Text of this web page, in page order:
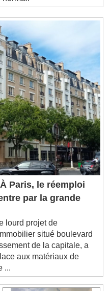
liveLIVE
subtitles
normal.
À Paris, le réemploi
par la grande
lourd projet de
situé boulevard
de la capitale, a
aux matériaux de
...